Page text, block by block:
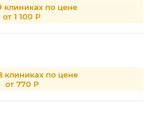
клиниках по цене
от 1 100 Р
клиниках по цене
от 770 Р